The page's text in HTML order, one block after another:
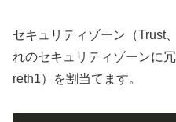
セキュリティゾーン（Trust
れのセキュリティゾーンに
reth1）を割当てます。